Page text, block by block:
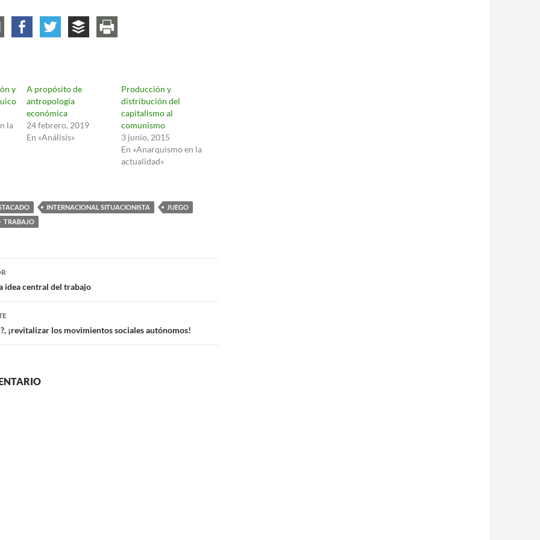
y
la
A propósito de
antropología
económica
24 febrero, 2019
En «Análisis»
Producción y
distribución del
capitalismo al
comunismo
3 junio, 2015
En «Anarquismo en la
actualidad»
INTERNACIONAL SITUACIONISTA
JUEGO
TRABAJO
idea central del trabajo
¡revitalizar los movimientos sociales autónomos!